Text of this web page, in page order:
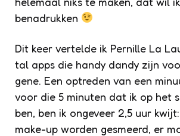
benadrukken
Dit keer vertelde ik Pernille La
tal apps die handy dandy zijn
gene. Een optreden van een
voor die 5 minuten dat ik op het
ben, ben ik ongeveer 2,5 uur
make-up worden gesmeerd, er